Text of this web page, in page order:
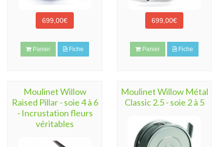
699,00€
Panier Fiche
699,00€
Panier Fiche
Moulinet Willow
Raised Pillar - soie 4 à 6
- Incrustation fleurs
véritables
Moulinet Willow Métal
Classic 2.5 - soie 2 à 5